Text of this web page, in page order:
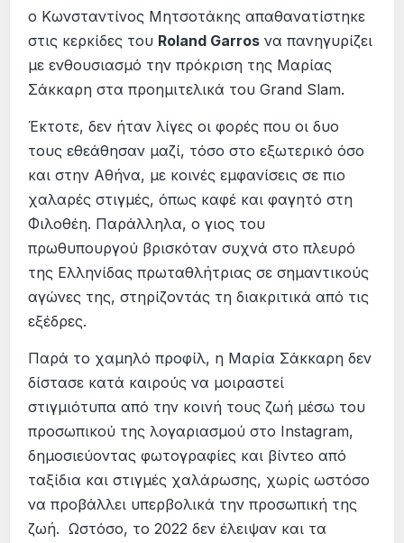
ο Κωνσταντίνος Μητσοτάκης απαθανατίστηκε
στις κερκίδες του Roland Garros να πανηγυρίζει
με ενθουσιασμό την πρόκριση της Μαρίας
Σάκκαρη στα προημιτελικά του Grand Slam.
Έκτοτε, δεν ήταν λίγες οι φορές που οι δυο
τους εθεάθησαν μαζί, τόσο στο εξωτερικό όσο
και στην Αθήνα, με κοινές εμφανίσεις σε πιο
χαλαρές στιγμές, όπως καφέ και φαγητό στη
Φιλοθέη. Παράλληλα, ο γιος του
πρωθυπουργού βρισκόταν συχνά στο πλευρό
της Ελληνίδας πρωταθλήτριας σε σημαντικούς
αγώνες της, στηρίζοντάς τη διακριτικά από τις
εξέδρες.
Παρά το χαμηλό προφίλ, η Μαρία Σάκκαρη δεν
δίστασε κατά καιρούς να μοιραστεί
στιγμιότυπα από την κοινή τους ζωή μέσω του
προσωπικού της λογαριασμού στο Instagram,
δημοσιεύοντας φωτογραφίες και βίντεο από
ταξίδια και στιγμές χαλάρωσης, χωρίς ωστόσο
να προβάλλει υπερβολικά την προσωπική της
ζωή. Ωστόσο, το 2022 δεν έλειψαν και τα